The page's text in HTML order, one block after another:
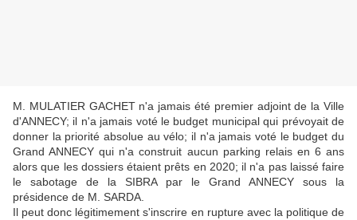
M. MULATIER GACHET n'a jamais été premier adjoint de la Ville
d'ANNECY; il n'a jamais voté le budget municipal qui prévoyait de
donner la priorité absolue au vélo; il n'a jamais voté le budget du
Grand ANNECY qui n'a construit aucun parking relais en 6 ans
alors que les dossiers étaient prêts en 2020; il n'a pas laissé faire
le sabotage de la SIBRA par le Grand ANNECY sous la
présidence de M. SARDA.
Il peut donc légitimement s'inscrire en rupture avec la politique de